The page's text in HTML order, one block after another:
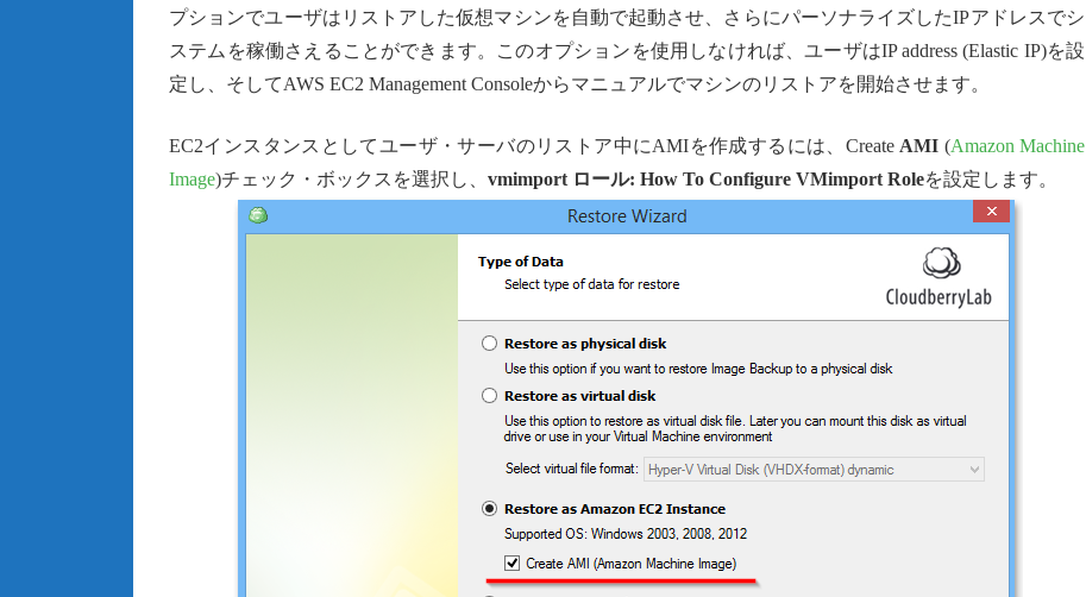
プションでユーザはリストアした仮想マシンを自動で起動させ、さらにパーソナライズしたIPアドレスでシ
ステムを稼働さえることができます。このオプションを使用しなければ、ユーザはIP address (Elastic IP)を設
定し、そしてAWS EC2 Management Consoleからマニュアルでマシンのリストアを開始させます。
EC2インスタンスとしてユーザ・サーバのリストア中にAMIを作成するには、Create AMI (Amazon Machine
Image)チェック・ボックスを選択し、 vmimport ロール: How To Configure VMimport Roleを設定します。